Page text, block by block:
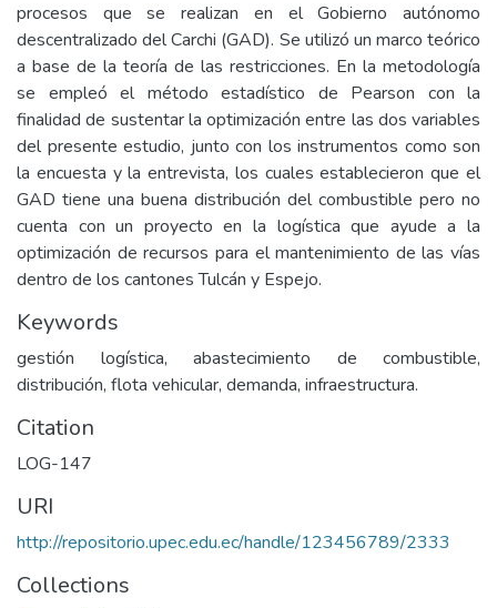
procesos que se realizan en el Gobierno autónomo
descentralizado del Carchi (GAD). Se utilizó un marco teórico
a base de la teoría de las restricciones. En la metodología
se empleó el método estadístico de Pearson con la
finalidad de sustentar la optimización entre las dos variables
del presente estudio, junto con los instrumentos como son
la encuesta y la entrevista, los cuales establecieron que el
GAD tiene una buena distribución del combustible pero no
cuenta con un proyecto en la logística que ayude a la
optimización de recursos para el mantenimiento de las vías
dentro de los cantones Tulcán y Espejo.
Keywords
gestión logística, abastecimiento de combustible,
distribución, flota vehicular, demanda, infraestructura.
Citation
LOG-147
URI
http://repositorio.upec.edu.ec/handle/123456789/2333
Collections